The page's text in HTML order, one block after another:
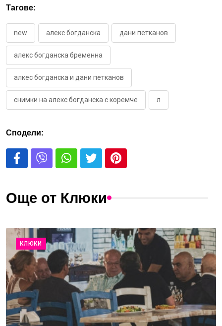
Тагове:
new алекс богданска дани петканов
алекс богданска бременна
алкес богданска и дани петканов
снимки на алекс богданска с коремче л
Сподели:
Още от Клюки
КЛЮКИ